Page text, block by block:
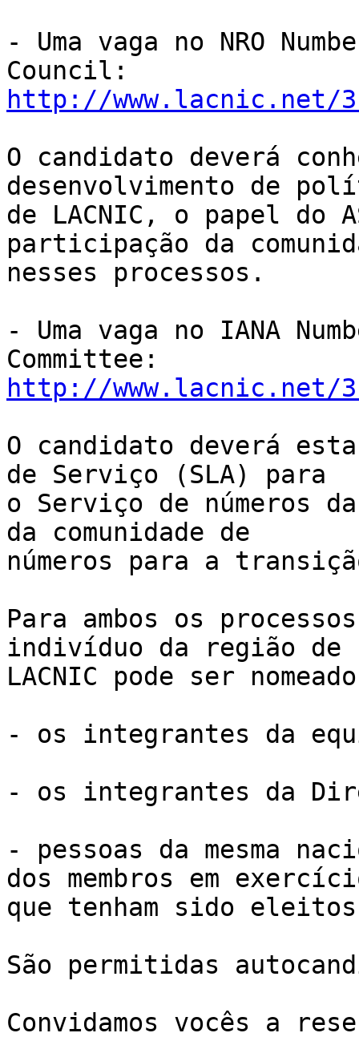
- Uma vaga no NRO
http://www.lacnic.net/
O candidato deverá
desenvolvimento de
de LACNIC, o papel do
participação da
nesses processos.
- Uma vaga no IANA
http://www.lacnic.net/
O candidato deverá
de Serviço (SLA) para
o Serviço de números
da comunidade de
números para a
Para ambos os
indivíduo da região de
LACNIC pode ser
- os integrantes da
- os integrantes da
- pessoas da mesma
dos membros em
que tenham sido
São permitidas
Convidamos vocês a